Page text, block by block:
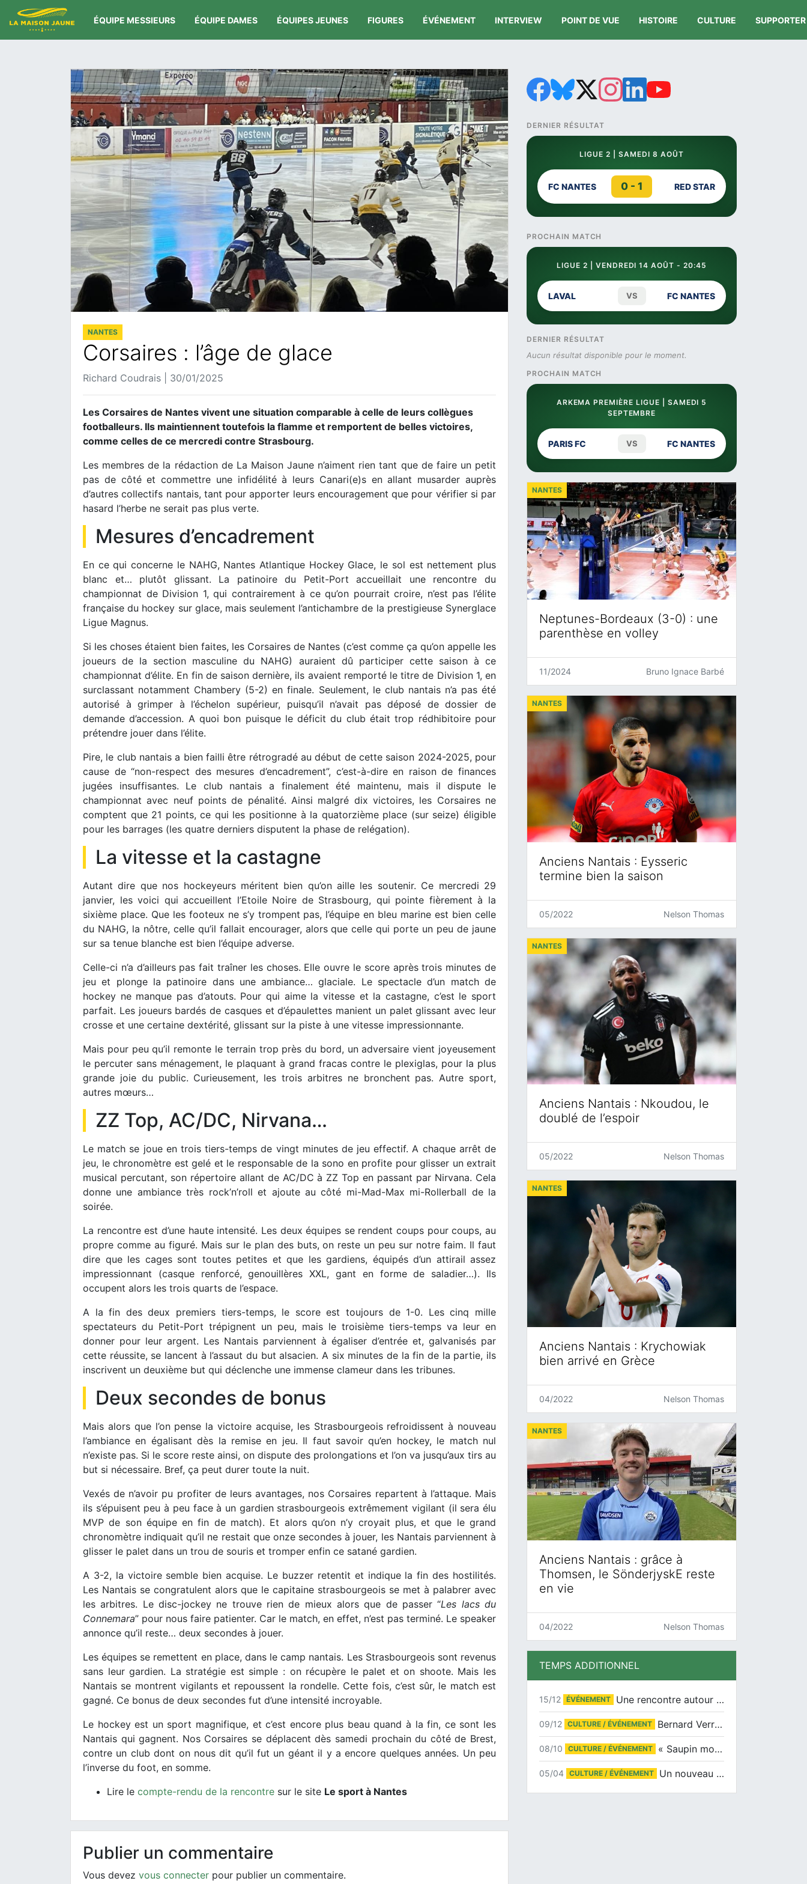
ÉQUIPE MESSIEURS ÉQUIPE DAMES ÉQUIPES JEUNES FIGURES ÉVÉNEMENT INTERVIEW POINT DE VUE HISTOIRE CULTURE SUPPORTER
NANTES
Corsaires : l’âge de glace
Richard Coudrais | 30/01/2025
Les Corsaires de Nantes vivent une situation comparable à celle de leurs collègues
footballeurs. Ils maintiennent toutefois la flamme et remportent de belles victoires,
comme celles de ce mercredi contre Strasbourg.
Les membres de la rédaction de La Maison Jaune n’aiment rien tant que de faire un petit
pas de côté et commettre une infidélité à leurs Canari(e)s en allant musarder auprès
d’autres collectifs nantais, tant pour apporter leurs encouragement que pour vérifier si par
hasard l’herbe ne serait pas plus verte.
Mesures d’encadrement
En ce qui concerne le NAHG, Nantes Atlantique Hockey Glace, le sol est nettement plus
blanc et… plutôt glissant. La patinoire du Petit-Port accueillait une rencontre du
championnat de Division 1, qui contrairement à ce qu’on pourrait croire, n’est pas l’élite
française du hockey sur glace, mais seulement l’antichambre de la prestigieuse Synerglace
Ligue Magnus.
Si les choses étaient bien faites, les Corsaires de Nantes (c’est comme ça qu’on appelle les
joueurs de la section masculine du NAHG) auraient dû participer cette saison à ce
championnat d’élite. En fin de saison dernière, ils avaient remporté le titre de Division 1, en
surclassant notamment Chambery (5-2) en finale. Seulement, le club nantais n’a pas été
autorisé à grimper à l’échelon supérieur, puisqu’il n’avait pas déposé de dossier de
demande d’accession. A quoi bon puisque le déficit du club était trop rédhibitoire pour
prétendre jouer dans l’élite.
Pire, le club nantais a bien failli être rétrogradé au début de cette saison 2024-2025, pour
cause de “non-respect des mesures d’encadrement”, c’est-à-dire en raison de finances
jugées insuffisantes. Le club nantais a finalement été maintenu, mais il dispute le
championnat avec neuf points de pénalité. Ainsi malgré dix victoires, les Corsaires ne
comptent que 21 points, ce qui les positionne à la quatorzième place (sur seize) éligible
pour les barrages (les quatre derniers disputent la phase de relégation).
La vitesse et la castagne
Autant dire que nos hockeyeurs méritent bien qu’on aille les soutenir. Ce mercredi 29
janvier, les voici qui accueillent l’Etoile Noire de Strasbourg, qui pointe fièrement à la
sixième place. Que les footeux ne s’y trompent pas, l’équipe en bleu marine est bien celle
du NAHG, la nôtre, celle qu’il fallait encourager, alors que celle qui porte un peu de jaune
sur sa tenue blanche est bien l’équipe adverse.
Celle-ci n’a d’ailleurs pas fait traîner les choses. Elle ouvre le score après trois minutes de
jeu et plonge la patinoire dans une ambiance… glaciale. Le spectacle d’un match de
hockey ne manque pas d’atouts. Pour qui aime la vitesse et la castagne, c’est le sport
parfait. Les joueurs bardés de casques et d’épaulettes manient un palet glissant avec leur
crosse et une certaine dextérité, glissant sur la piste à une vitesse impressionnante.
Mais pour peu qu’il remonte le terrain trop près du bord, un adversaire vient joyeusement
le percuter sans ménagement, le plaquant à grand fracas contre le plexiglas, pour la plus
grande joie du public. Curieusement, les trois arbitres ne bronchent pas. Autre sport,
autres mœurs…
ZZ Top, AC/DC, Nirvana…
Le match se joue en trois tiers-temps de vingt minutes de jeu effectif. A chaque arrêt de
jeu, le chronomètre est gelé et le responsable de la sono en profite pour glisser un extrait
musical percutant, son répertoire allant de AC/DC à ZZ Top en passant par Nirvana. Cela
donne une ambiance très rock’n’roll et ajoute au côté mi-Mad-Max mi-Rollerball de la
soirée.
La rencontre est d’une haute intensité. Les deux équipes se rendent coups pour coups, au
propre comme au figuré. Mais sur le plan des buts, on reste un peu sur notre faim. Il faut
dire que les cages sont toutes petites et que les gardiens, équipés d’un attirail assez
impressionnant (casque renforcé, genouillères XXL, gant en forme de saladier…). Ils
occupent alors les trois quarts de l’espace.
A la fin des deux premiers tiers-temps, le score est toujours de 1-0. Les cinq mille
spectateurs du Petit-Port trépignent un peu, mais le troisième tiers-temps va leur en
donner pour leur argent. Les Nantais parviennent à égaliser d’entrée et, galvanisés par
cette réussite, se lancent à l’assaut du but alsacien. A six minutes de la fin de la partie, ils
inscrivent un deuxième but qui déclenche une immense clameur dans les tribunes.
Deux secondes de bonus
Mais alors que l’on pense la victoire acquise, les Strasbourgeois refroidissent à nouveau
l’ambiance en égalisant dès la remise en jeu. Il faut savoir qu’en hockey, le match nul
n’existe pas. Si le score reste ainsi, on dispute des prolongations et l’on va jusqu’aux tirs au
but si nécessaire. Bref, ça peut durer toute la nuit.
Vexés de n’avoir pu profiter de leurs avantages, nos Corsaires repartent à l’attaque. Mais
ils s’épuisent peu à peu face à un gardien strasbourgeois extrêmement vigilant (il sera élu
MVP de son équipe en fin de match). Et alors qu’on n’y croyait plus, et que le grand
chronomètre indiquait qu’il ne restait que onze secondes à jouer, les Nantais parviennent à
glisser le palet dans un trou de souris et tromper enfin ce satané gardien.
A 3-2, la victoire semble bien acquise. Le buzzer retentit et indique la fin des hostilités.
Les Nantais se congratulent alors que le capitaine strasbourgeois se met à palabrer avec
les arbitres. Le disc-jockey ne trouve rien de mieux alors que de passer “Les lacs du
Connemara” pour nous faire patienter. Car le match, en effet, n’est pas terminé. Le speaker
annonce qu’il reste… deux secondes à jouer.
Les équipes se remettent en place, dans le camp nantais. Les Strasbourgeois sont revenus
sans leur gardien. La stratégie est simple : on récupère le palet et on shoote. Mais les
Nantais se montrent vigilants et repoussent la rondelle. Cette fois, c’est sûr, le match est
gagné. Ce bonus de deux secondes fut d’une intensité incroyable.
Le hockey est un sport magnifique, et c’est encore plus beau quand à la fin, ce sont les
Nantais qui gagnent. Nos Corsaires se déplacent dès samedi prochain du côté de Brest,
contre un club dont on nous dit qu’il fut un géant il y a encore quelques années. Un peu
l’inverse du foot, en somme.
Lire le compte-rendu de la rencontre sur le site Le sport à Nantes
Publier un commentaire
Vous devez vous connecter pour publier un commentaire.
DERNIER RÉSULTAT
LIGUE 2 | SAMEDI 8 AOÛT
FC NANTES 0 - 1 RED STAR
PROCHAIN MATCH
LIGUE 2 | VENDREDI 14 AOÛT - 20:45
LAVAL VS FC NANTES
DERNIER RÉSULTAT
Aucun résultat disponible pour le moment.
PROCHAIN MATCH
ARKEMA PREMIÈRE LIGUE | SAMEDI 5
SEPTEMBRE
PARIS FC VS FC NANTES
Neptunes-Bordeaux (3-0) : une
parenthèse en volley
NANTES
11/2024 Bruno Ignace Barbé
Anciens Nantais : Eysseric
termine bien la saison
NANTES
05/2022 Nelson Thomas
Anciens Nantais : Nkoudou, le
doublé de l’espoir
NANTES
05/2022 Nelson Thomas
Anciens Nantais : Krychowiak
bien arrivé en Grèce
NANTES
04/2022 Nelson Thomas
Anciens Nantais : grâce à
Thomsen, le SönderjyskE reste
en vie
NANTES
04/2022 Nelson Thomas
TEMPS ADDITIONNEL
15/12 ÉVÉNEMENT Une rencontre autour de Jean-Claude Suaudeau
09/12 CULTURE / ÉVÉNEMENT Bernard Verret en dédicaces le samedi 13 décembre à l’Espace Culturel Atlantis
08/10 CULTURE / ÉVÉNEMENT « Saupin mon amour » au salon du livre de Trentemoult
05/04 CULTURE / ÉVÉNEMENT Un nouveau tirage pour le Docu-BD